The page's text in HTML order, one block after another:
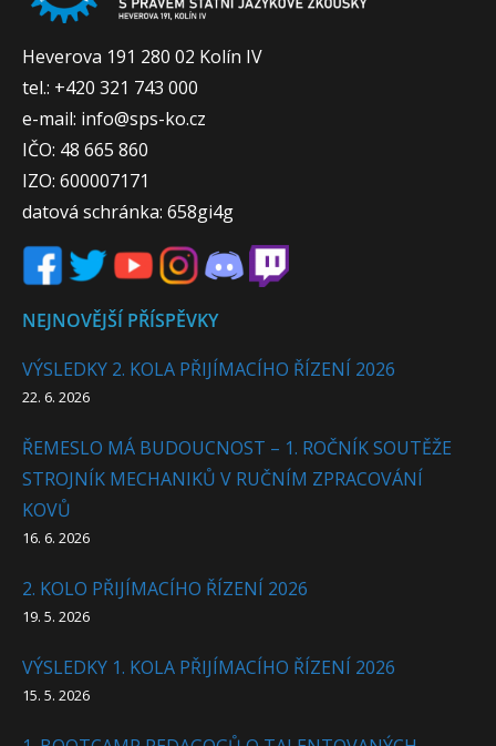
Heverova 191 280 02 Kolín IV
tel.: +420 321 743 000
e-mail: info@sps-ko.cz
IČO: 48 665 860
IZO: 600007171
datová schránka: 658gi4g
NEJNOVĚJŠÍ PŘÍSPĚVKY
VÝSLEDKY 2. KOLA PŘIJÍMACÍHO ŘÍZENÍ 2026
22. 6. 2026
ŘEMESLO MÁ BUDOUCNOST – 1. ROČNÍK SOUTĚŽE
STROJNÍK MECHANIKŮ V RUČNÍM ZPRACOVÁNÍ
KOVŮ
16. 6. 2026
2. KOLO PŘIJÍMACÍHO ŘÍZENÍ 2026
19. 5. 2026
VÝSLEDKY 1. KOLA PŘIJÍMACÍHO ŘÍZENÍ 2026
15. 5. 2026